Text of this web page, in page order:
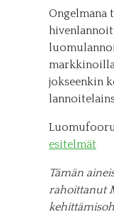
Ongelmana
jokseenkin
esitelmät
Tämän
rahoittanut